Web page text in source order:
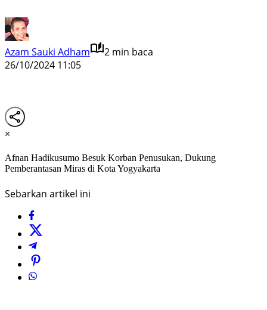
Azam Sauki Adham
2 min baca
26/10/2024 11:05
×
Afnan Hadikusumo Besuk Korban Penusukan, Dukung
Pemberantasan Miras di Kota Yogyakarta
Sebarkan artikel ini